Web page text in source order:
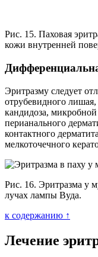
Рис. 15. Паховая
кожи внутренней
Эритразму следует
отрубевидного
кандидоза,
перианального
контактного
мелкоточечного
Рис. 16. Эритразма у
лучах лампы Вуда.
к содержанию ↑
Лечение